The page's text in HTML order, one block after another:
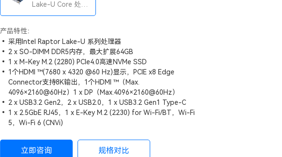
Lake-U Core 处理
产品特性：
采用Intel Raptor Lake-U 系列处理器
2 x SO-DIMM DDR5内存，最大扩展64GB
1 x M-Key M.2 (2280) PCIe4.0高速NVMe SSD
1个HDMI ™(7680 x 4320 @60 Hz)显示，PCIE x8 Edge
Connector支持8K输出，1个HDMI ™（Max.
4096×2160@60Hz）1 x DP（Max.4096×2160@60Hz）
2 x USB3.2 Gen2，2 x USB2.0，1 x USB3.2 Gen1 Type-C
1 x 2.5GbE RJ45，1 x E-Key M.2 (2230) for Wi-Fi/BT，Wi-Fi
5，Wi-Fi 6 (CNVi)
立即咨询 规格对比